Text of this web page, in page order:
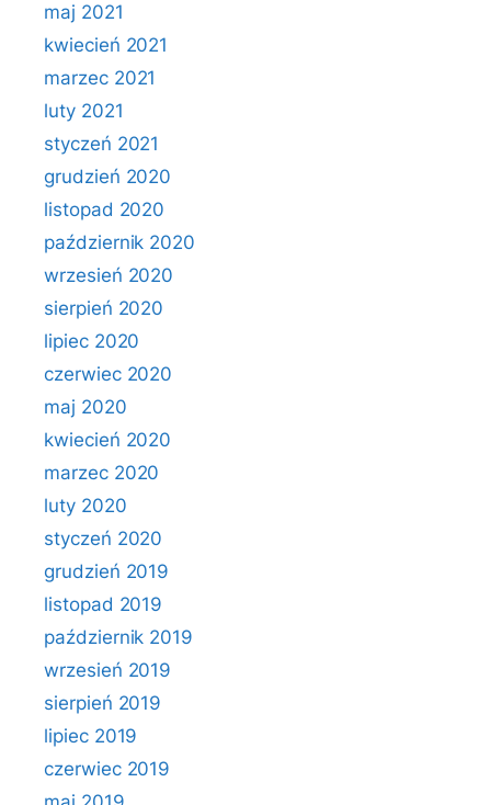
maj 2021
kwiecień 2021
marzec 2021
luty 2021
styczeń 2021
grudzień 2020
listopad 2020
październik 2020
wrzesień 2020
sierpień 2020
lipiec 2020
czerwiec 2020
maj 2020
kwiecień 2020
marzec 2020
luty 2020
styczeń 2020
grudzień 2019
listopad 2019
październik 2019
wrzesień 2019
sierpień 2019
lipiec 2019
czerwiec 2019